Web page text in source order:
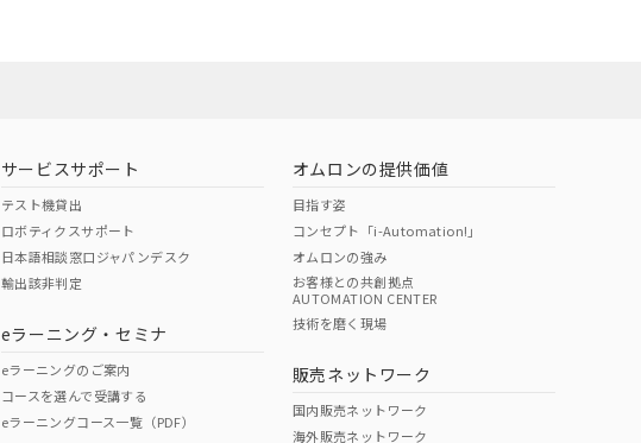
O O
サービスサポート
テスト機貸出
ロボティクスサポート
日本語相談窓口ジャパンデスク
輸出該非判定
eラーニング・セミナ
eラーニングのご案内
コースを選んで受講する
eラーニングコース一覧（PDF）
オムロンの提供価値
目指す姿
コンセプト「i-Automation!」
オムロンの強み
お客様との共創拠点
AUTOMATION CENTER
技術を磨く現場
販売ネットワーク
国内販売ネットワーク
海外販売ネットワーク